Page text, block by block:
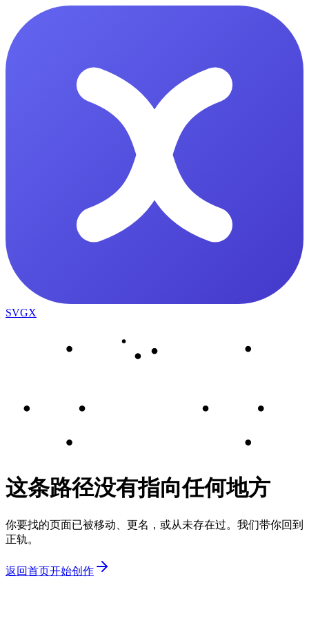
SVGX
这条路径没有指向任何地方
你要找的页面已被移动、更名，或从未存在过。我们带你回到
正轨。
返回首页开始创作